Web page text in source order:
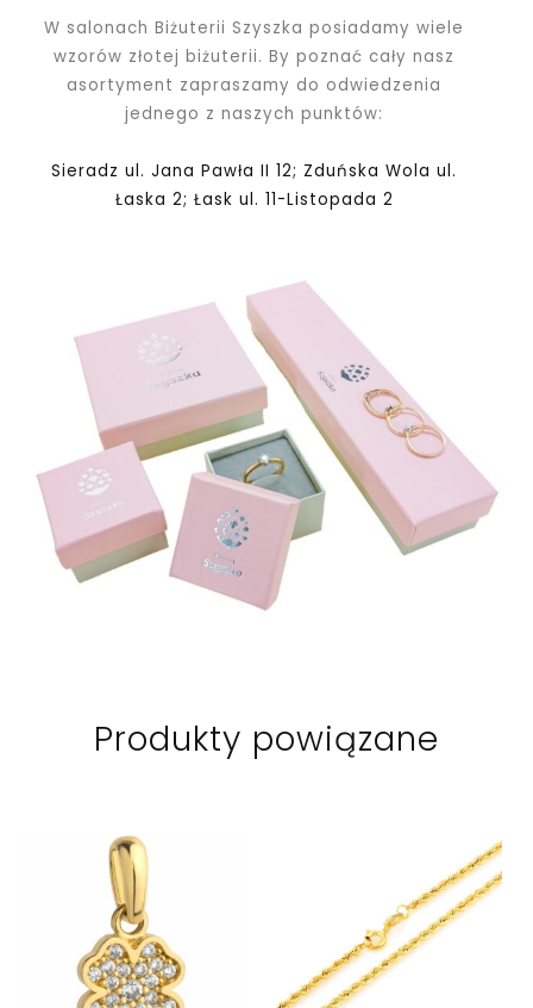
W salonach Biżuterii Szyszka posiadamy wiele
wzorów złotej biżuterii. By poznać cały nasz
asortyment zapraszamy do odwiedzenia
jednego z naszych punktów:
Sieradz ul. Jana Pawła II 12; Zduńska Wola ul.
Łaska 2; Łask ul. 11-Listopada 2
Produkty powiązane